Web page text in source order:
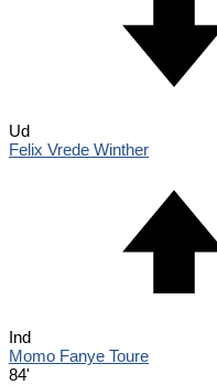
Ud
Felix Vrede Winther
Ind
Momo Fanye Toure
84'